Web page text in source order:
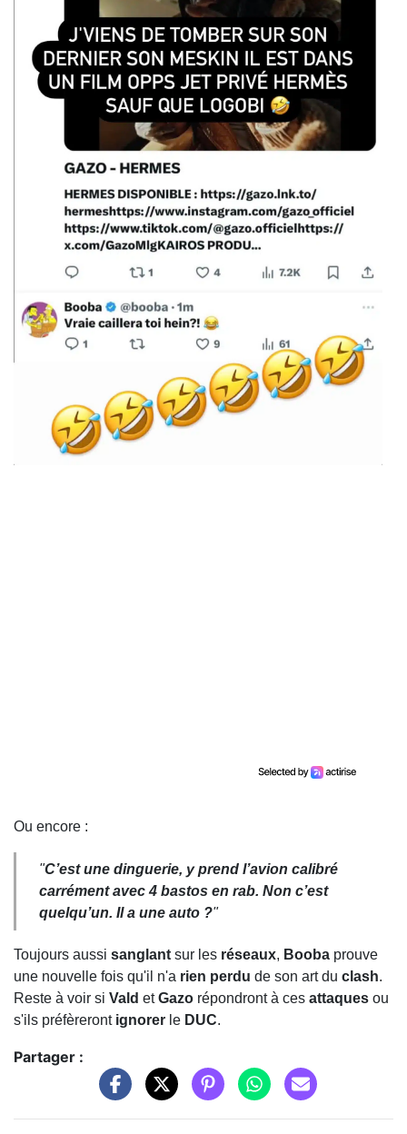
Ou encore :
"C’est une dinguerie, y prend l’avion calibré
carrément avec4 bastos en rab. Non c’est
quelqu’un. Il a une auto ?"
Toujours aussi sanglant sur les réseaux, Booba prouve
une nouvelle fois qu'il n'a rien perdu de son art du clash.
Reste à voir si Vald etGazo répondront à ces attaques ou
s'ils préfèreront ignorer le DUC.
Partager :